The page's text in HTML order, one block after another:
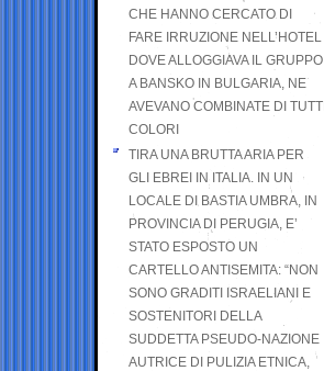
CHE HANNO CERCATO DI
FARE IRRUZIONE NELL’HOTEL
DOVE ALLOGGIAVA IL GRUPPO
A BANSKO IN BULGARIA, NE
AVEVANO COMBINATE DI TUTTI
COLORI
TIRA UNA BRUTTA ARIA PER
GLI EBREI IN ITALIA. IN UN
LOCALE DI BASTIA UMBRA, IN
PROVINCIA DI PERUGIA, E’
STATO ESPOSTO UN
CARTELLO ANTISEMITA: “NON
SONO GRADITI ISRAELIANI E
SOSTENITORI DELLA
SUDDETTA PSEUDO-NAZIONE
AUTRICE DI PULIZIA ETNICA,